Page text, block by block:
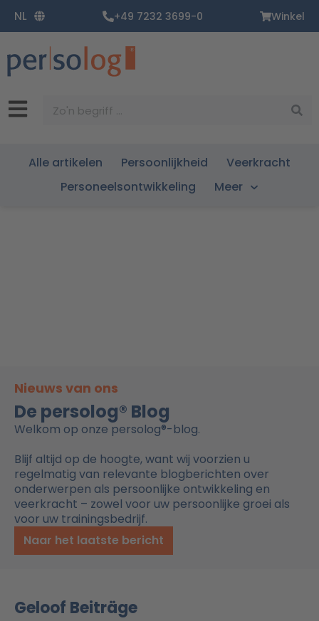
naar
de
inhoud
NL +49 7232 3699-0 Winkel
Alle artikelen Persoonlijkheid
Veerkracht
Personeelsontwikkeling
Meer
Nieuws van ons
De persolog® Blog
Welkom op onze persolog®-blog.
Blijf altijd op de hoogte, want wij voorzien u
regelmatig van relevante blogberichten over
onderwerpen als persoonlijke ontwikkeling en
veerkracht – zowel voor uw persoonlijke groei als
voor uw trainingsbedrijf.
Naar het laatste bericht
Geloof Beiträge